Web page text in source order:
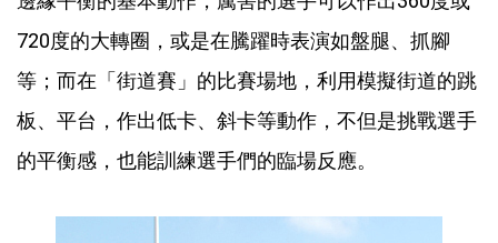
720度的大轉圈，或是在騰躍時表演如盤腿、抓腳
等；而在「街道賽」的比賽場地，利用模擬街道的跳
板、平台，作出低卡、斜卡等動作，不但是挑戰選手
的平衡感，也能訓練選手們的臨場反應。